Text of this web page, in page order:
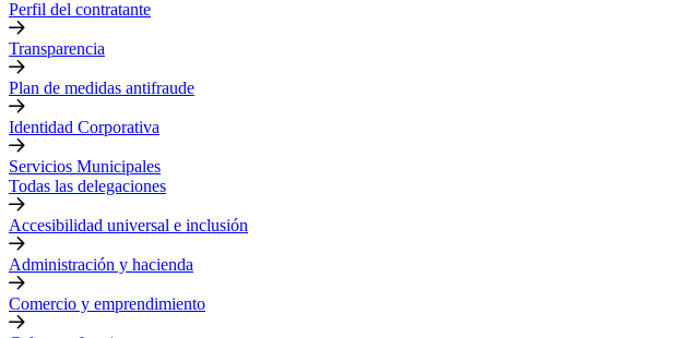
Perfil del contratante
Transparencia
Plan de medidas antifraude
Identidad Corporativa
Servicios Municipales
Todas las delegaciones
Accesibilidad universal e inclusión
Administración y hacienda
Comercio y emprendimiento